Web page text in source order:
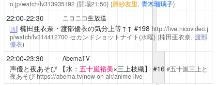
o.jp/watch/lv313935192(開場21:50) (原紗友里, 青木瑠璃子)
22:00-22:30 ニコニコ生放送
再 楠田亜衣奈・渡部優衣の気分上等↑↑ #198 http://live.nicovideo.j
p/watch/lv314412700セカンドショットナイト(水曜) (楠田亜衣奈, 渡部
優衣)
22:00-23:30 AbemaTV
声優と夜あそび【水： 五十嵐裕美×三上枝織】 #16 #五十嵐三上と
夜あそび https://abema.tv/now-on-air/anime-live